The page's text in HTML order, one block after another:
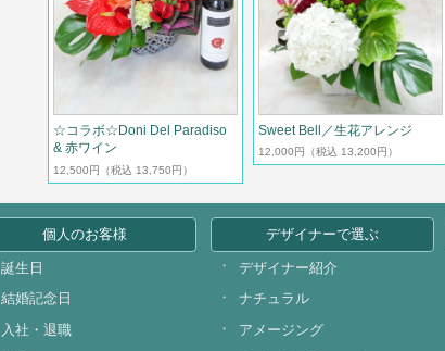
☆コラボ☆Doni Del Paradiso
& 赤ワイン
12,500円 （税込 13,750円）
Sweet Bell／生花アレンジ
12,000円 （税込 13,200円）
個人のお客様
誕生日
結婚記念日
入社・退職
デザイナーで選ぶ
デザイナー紹介
ナチュラル
アメージング